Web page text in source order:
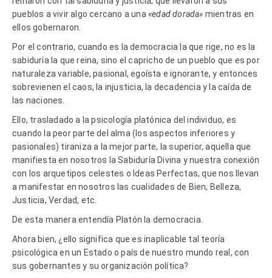
pueblos a vivir algo cercano a una «edad dorada» mientras en
ellos gobernaron
Por el contrario, cuando es la democracia la que rige, no es la
sabiduría la que reina, sino el capricho de un pueblo que es por
naturaleza variable, pasional, egoísta e ignorante, y entonces
sobrevienen el caos, la injusticia, la decadencia y la caída de
las naciones.
Ello, trasladado a la psicología platónica del individuo, es
cuando la peor parte del alma (los aspectos inferiores y
pasionales) tiraniza a la mejor parte, la superior, aquella que
manifiesta en nosotros la Sabiduría Divina y nuestra conexión
con los arquetipos celestes o Ideas Perfectas, que nos llevan
a manifestar en nosotros las cualidades de Bien, Belleza,
Justicia, Verdad, etc.
De esta manera entendía Platón la democracia.
Ahora bien, ¿ello significa que es inaplicable tal teoría
psicológica en un Estado o país de nuestro mundo real, con
sus gobernantes y su organización política?